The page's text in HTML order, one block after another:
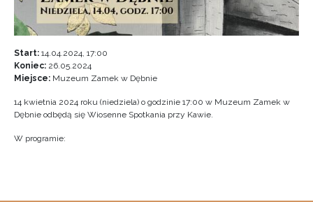
Start: 14.04.2024, 17:00
Koniec: 26.05.2024
Miejsce: Muzeum Zamek w Dębnie
14 kwietnia 2024 roku (niedziela) o godzinie 17:00 w Muzeum Zamek w
Dębnie odbędą się Wiosenne Spotkania przy Kawie.
W programie: